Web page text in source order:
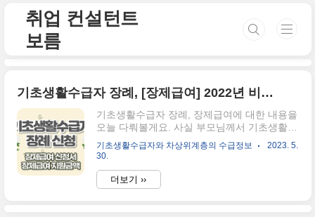
취업 컨설턴트
보름
기초생활수급자 장례, [장제급여] 2022년 비교분석
기초생활수급자 장례, 장제급여에 대한 내용을
오늘 다뤄볼게요. 사실 부모님께서 기초생활수
급자이거나, 혹은 자녀가 기초생활수급자로 지
내고 있는 가족들이 많습니다. 경제가 침체되
보이는데요. 가족을 잃은 슬픔을 가시기도 전
에, 장례에 대한 지원금액이나, 혜택을 알아보
기초생활수급자와 차상위계층의 수급정보
2023. 5.
30.
더보기 ››